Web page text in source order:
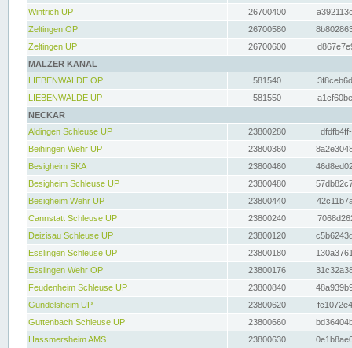
Wintrich UP
26700400
Zeltingen OP
26700580
Zeltingen UP
26700600
MALZER KANAL
LIEBENWALDE OP
581540
LIEBENWALDE UP
581550
NECKAR
Aldingen Schleuse UP
23800280
Beihingen Wehr UP
23800360
Besigheim SKA
23800460
Besigheim Schleuse UP
23800480
Besigheim Wehr UP
23800440
Cannstatt Schleuse UP
23800240
Deizisau Schleuse UP
23800120
Esslingen Schleuse UP
23800180
Esslingen Wehr OP
23800176
Feudenheim Schleuse UP
23800840
Gundelsheim UP
23800620
Guttenbach Schleuse UP
23800660
Hassmersheim AMS
23800630